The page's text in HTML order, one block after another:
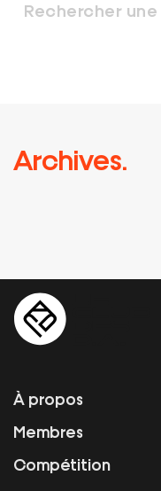
Archives.
À propos
Membres
Compétition